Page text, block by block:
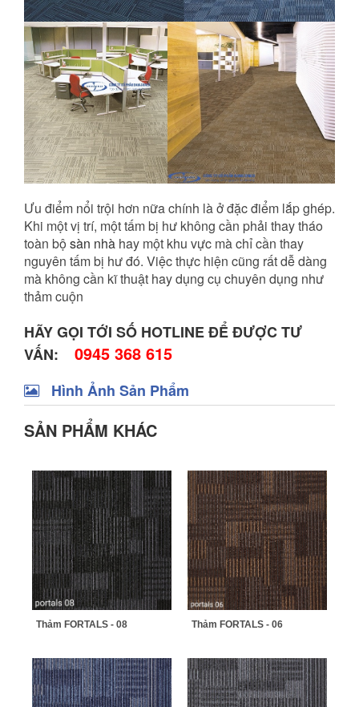
Ưu điểm nổi trội hơn nữa chính là ở đặc điểm lắp ghép.
Khi một vị trí, một tấm bị hư không cần phải thay tháo
toàn bộ sàn nhà hay một khu vực mà chỉ cần thay
nguyên tấm bị hư đó. Việc thực hiện cũng rất dễ dàng
mà không cần kĩ thuật hay dụng cụ chuyên dụng như
thảm cuộn
HÃY GỌI TỚI SỐ HOTLINE ĐỂ ĐƯỢC TƯ
VẤN:
0945 368 615
Hình Ảnh Sản Phẩm
SẢN PHẨM KHÁC
Thảm FORTALS - 08 Thảm FORTALS - 06